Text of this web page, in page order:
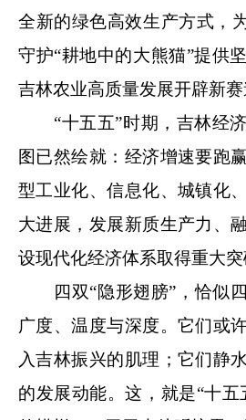
全新的绿色高效生产方式，
守护“耕地中的大熊猫”提供
吉林农业高质量发展开辟新赛
“十五五”时期，吉林经济
图已然绘就：经济增速要跑
型工业化、信息化、城镇化
大进展，发展新质生产力、
设现代化经济体系取得重大突
四双“隐形翅膀”，恰似
广度、温度与深度。它们或
入吉林振兴的肌理；它们静
的发展动能。这，就是“十